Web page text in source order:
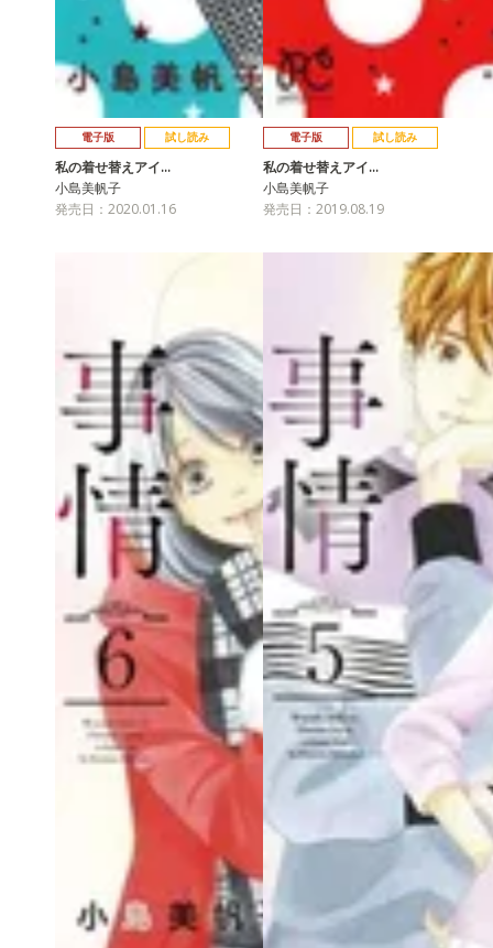
電子版 試し読み
私の着せ替えアイ…
小島美帆子
発売日：2020.01.16
電子版 試し読み
私の着せ替えアイ…
小島美帆子
発売日：2019.08.19